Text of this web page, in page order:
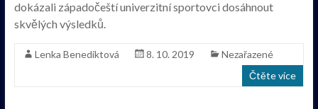
dokázali západočeští univerzitní sportovci dosáhnout
skvělých výsledků.
Lenka Benediktová 8. 10. 2019
Nezařazené
Čtěte více